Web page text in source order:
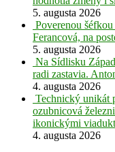
5. augusta 2026
Poverenou
Ferancová, na
5. augusta 2026
Na Sídlisku
radi zastavia.
4. augusta 2026
Technický unikát
ozubnicová
ikonickými
4. augusta 2026